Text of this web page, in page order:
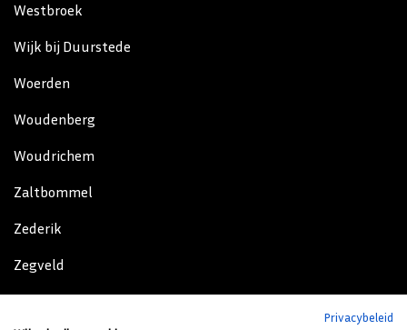
Westbroek
Wijk bij Duurstede
Woerden
Woudenberg
Woudrichem
Zaltbommel
Zederik
Zegveld
Privacybeleid